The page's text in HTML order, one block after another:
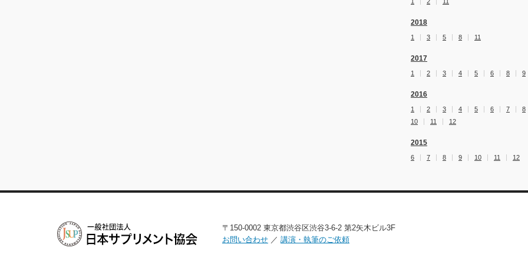
2018
1 3 5 8 11
2017
1 2 3 4 5 6 8 9
2016
1 2 3 4 5 6 7
8
10
11 12
2015
6 7 8 9 10 11 12
〒150-0002 東京都渋谷区渋谷3-6-2 第2矢木ビル3F
お問い合わせ ／ 講演・執筆のご依頼